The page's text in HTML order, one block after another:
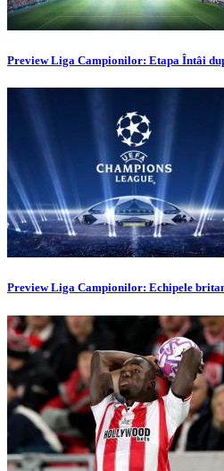
Preview Liga Campionilor: Etapa Întâi
Preview Liga Campionilor: Echipele